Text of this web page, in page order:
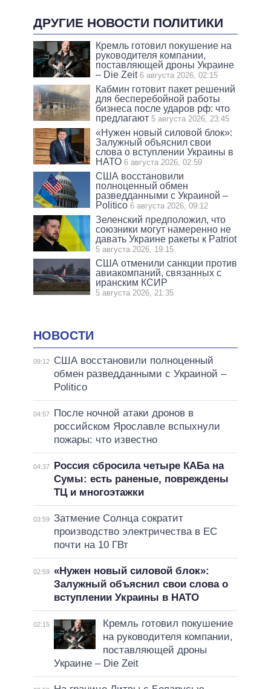
ДРУГИЕ НОВОСТИ ПОЛИТИКИ
Кремль готовил покушение на
руководителя компании,
поставляющей дроны Украине
– Die Zeit 6 августа 2026, 02:15
Кабмин готовит пакет решений
для бесперебойной работы
бизнеса после ударов рф: что
предлагают 5 августа 2026, 23:45
«Нужен новый силовой блок»:
Залужный объяснил свои
слова о вступлении Украины в
НАТО 6 августа 2026, 02:59
США восстановили
полноценный обмен
разведданными с Украиной –
Politico 6 августа 2026, 09:12
Зеленский предположил, что
союзники могут намеренно не
давать Украине ракеты к Patriot
5 августа 2026, 19:15
США отменили санкции против
авиакомпаний, связанных с
иранским КСИР
5 августа 2026, 21:35
НОВОСТИ
09:12
США восстановили полноценный
обмен разведданными с Украиной –
Politico
04:57
После ночной атаки дронов в
российском Ярославле вспыхнули
пожары: что известно
04:37
Россия сбросила четыре КАБа на
Сумы: есть раненые, повреждены
ТЦ и многоэтажки
03:59 Затмение Солнца сократит
производство электричества в ЕС
почти на 10 ГВт
02:59 «Нужен новый силовой блок»:
Залужный объяснил свои слова о
вступлении Украины в НАТО
02:15
Кремль готовил покушение
на руководителя компании,
поставляющей дроны
Украине – Die Zeit